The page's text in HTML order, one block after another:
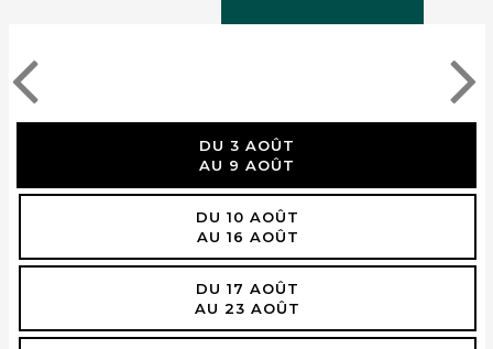
DU 3 AOÛT
AU 9 AOÛT
DU 10 AOÛT
AU 16 AOÛT
DU 17 AOÛT
AU 23 AOÛT